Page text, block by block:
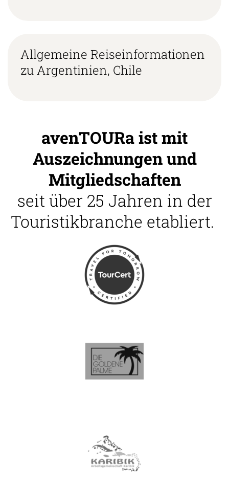
Allgemeine Reiseinformationen
zu Argentinien, Chile
avenTOURa ist mit
Auszeichnungen und
Mitgliedschaften
seit über 25 Jahren in der
Touristikbranche etabliert.